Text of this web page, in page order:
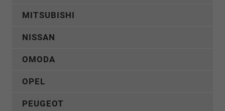
MITSUBISHI
NISSAN
OMODA
OPEL
PEUGEOT